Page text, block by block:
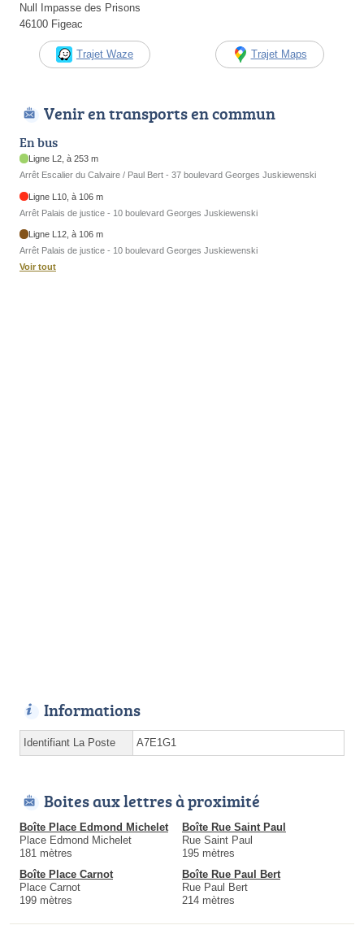
Null Impasse des Prisons
46100 Figeac
Trajet Waze Trajet Maps
Venir en transports en commun
En bus
Ligne L2, à 253 m
Arrêt Escalier du Calvaire / Paul Bert - 37 boulevard Georges Juskiewenski
Ligne L10, à 106 m
Arrêt Palais de justice - 10 boulevard Georges Juskiewenski
Ligne L12, à 106 m
Arrêt Palais de justice - 10 boulevard Georges Juskiewenski
Voir tout
Informations
Identifiant La Poste A7E1G1
Boites aux lettres à proximité
Boîte Place Edmond Michelet
Place Edmond Michelet
181 mètres
Boîte Rue Saint Paul
Rue Saint Paul
195 mètres
Boîte Place Carnot
Place Carnot
199 mètres
Boîte Rue Paul Bert
Rue Paul Bert
214 mètres